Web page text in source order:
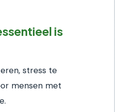
is
stress te
mensen met